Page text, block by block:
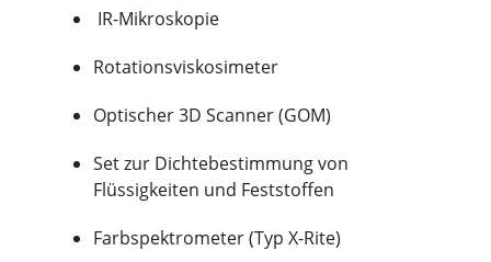
IR-Mikroskopie
Rotationsviskosimeter
Optischer 3D Scanner (GOM)
Set zur Dichtebestimmung von
Flüssigkeiten und Feststoffen
Farbspektrometer (Typ X-Rite)